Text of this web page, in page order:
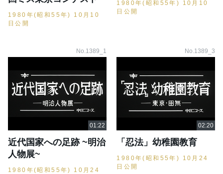
1980年(昭和55年) 10月10
日公開
1980年(昭和55年) 10月10
日公開
No.1389_1
近代国家への足跡 ~明治
人物展~
1980年(昭和55年) 10月24
No.1389_3
「忍法」幼稚園教育
1980年(昭和55年) 10月24
日公開